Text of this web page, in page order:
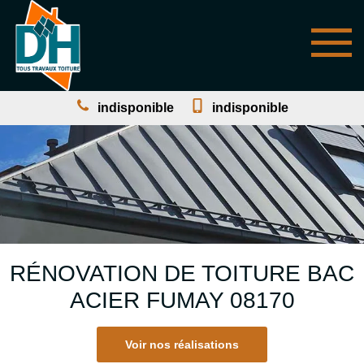
indisponible indisponible
RÉNOVATION DE TOITURE BAC
ACIER FUMAY 08170
Voir nos réalisations